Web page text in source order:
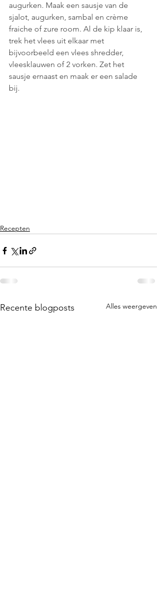
augurken. Maak een sausje van de
sjalot, augurken, sambal en crème
fraiche of zure room. Al de kip klaar is,
trek het vlees uit elkaar met
bijvoorbeeld een vlees shredder,
vleesklauwen of 2 vorken. Zet het
sausje ernaast en maak er een salade
bij.
Recepten
Recente blogposts Alles weergeven